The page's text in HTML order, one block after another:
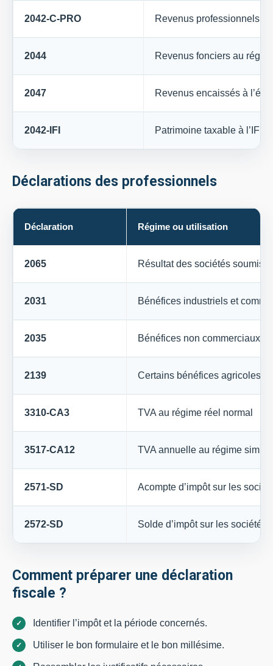
2042-C-PRO Revenus professionnels
2044 Revenus fonciers au
2047 Revenus encaissés à
2042-IFI Patrimoine taxable à l’IFI
Déclarations des professionnels
Déclaration Régime ou utilisation
2065 Résultat des sociétés
2031 Bénéfices industriels et
2035 Bénéfices non commerciaux
2139 Certains bénéfices agricoles
3310-CA3 TVA au régime réel normal
3517-CA12 TVA annuelle au régime
2571-SD Acompte d’impôt sur les
2572-SD Solde d’impôt sur les sociétés
Comment préparer une déclaration
fiscale ?
Identifier l’impôt et la période concernés.
Utiliser le bon formulaire et le bon millésime.